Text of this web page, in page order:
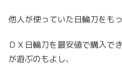
他人が使っていた日輪刀をも
ＤＸ日輪刀を最安値で購入で
が遊ぶのもよし、